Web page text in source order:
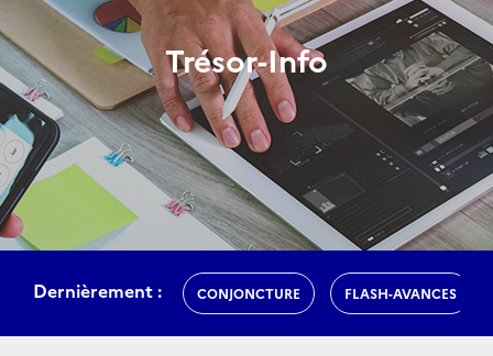
Trésor-Info
Dernièrement : CONJONCTURE FLASH-AVANCES